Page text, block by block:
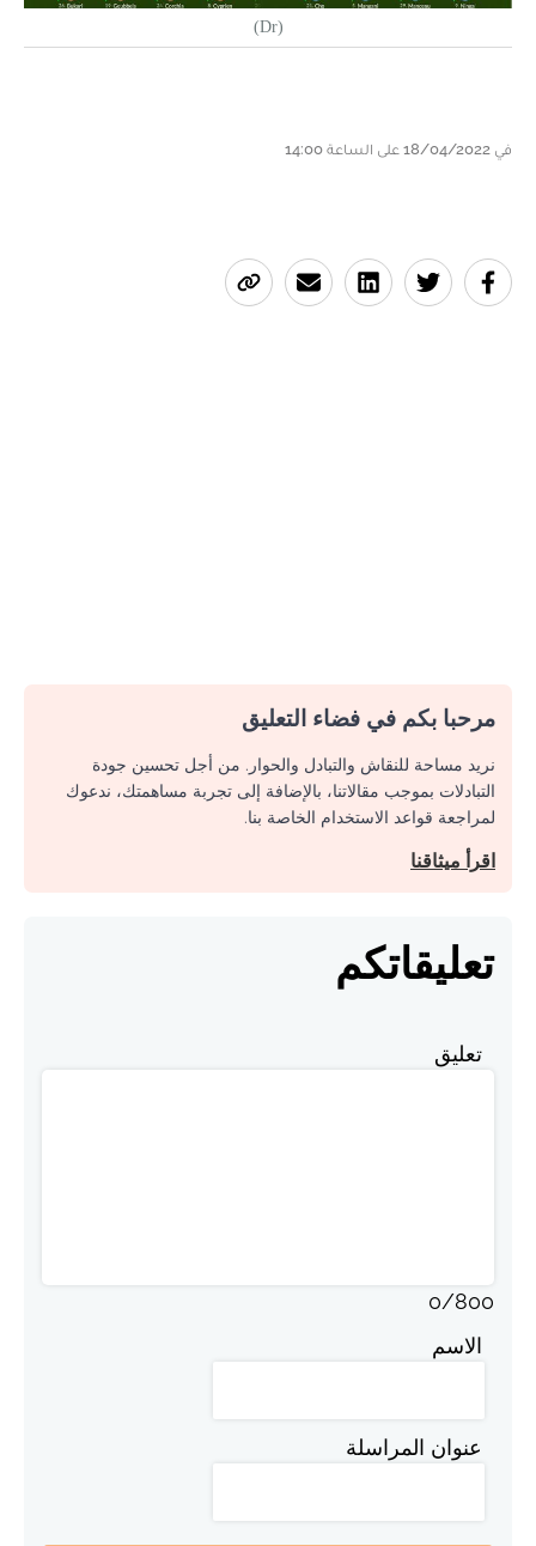
(Dr)
في 18/04/2022 على الساعة 14:00
مرحبا بكم في فضاء التعليق
نريد مساحة للنقاش والتبادل والحوار. من أجل تحسين جودة
التبادلات بموجب مقالاتنا، بالإضافة إلى تجربة مساهمتك، ندعوك
لمراجعة قواعد الاستخدام الخاصة بنا.
اقرأ ميثاقنا
تعليقاتكم
تعليق
0/800
الاسم
عنوان المراسلة